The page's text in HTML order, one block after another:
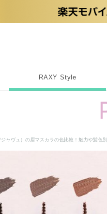
RAXY Style
ャヴュ）の眉マスカラの色比較！魅力や髪色